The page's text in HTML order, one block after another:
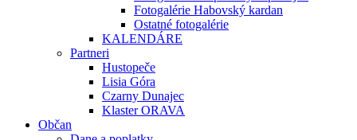
Fotogalérie Habovský kardan
Ostatné fotogalérie
KALENDÁRE
Partneri
Hustopeče
Lisia Góra
Czarny Dunajec
Klaster ORAVA
Občan